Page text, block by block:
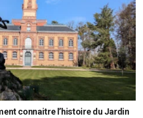
connaitre l’histoire du Jardin